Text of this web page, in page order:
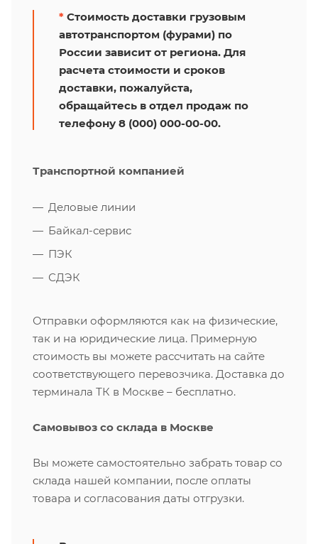
* Стоимость доставки грузовым
автотранспортом (фурами) по
России зависит от региона. Для
расчета стоимости и сроков
доставки, пожалуйста,
обращайтесь в отдел продаж по
телефону 8 (000) 000-00-00.
Транспортной компанией
Деловые линии
Байкал-сервис
ПЭК
СДЭК
Отправки оформляются как на физические,
так и на юридические лица. Примерную
стоимость вы можете рассчитать на сайте
соответствующего перевозчика. Доставка до
терминала ТК в Москве – бесплатно.
Самовывоз со склада в Москве
Вы можете самостоятельно забрать товар со
склада нашей компании, после оплаты
товара и согласования даты отгрузки.